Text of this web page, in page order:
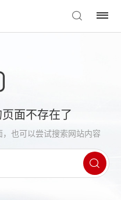
面不存在了
，也可以尝试搜索网站内容